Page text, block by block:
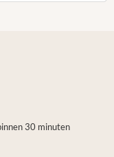
30 minuten